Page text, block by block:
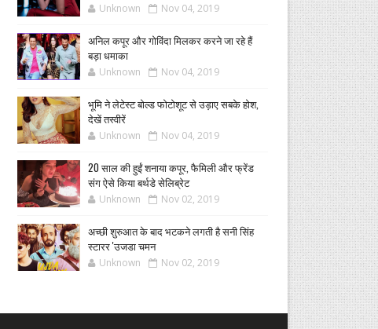
Unknown Nov 04, 2019
अनिल कपूर और गोविंदा मिलकर करने जा रहे हैं
बड़ा धमाका
Unknown Nov 04, 2019
भूमि ने लेटेस्ट बोल्ड फोटोशूट से उड़ाए सबके होश,
देखें तस्वीरें
Unknown Nov 04, 2019
20 साल की हुईं शनाया कपूर, फैमिली और फ्रेंड
संग ऐसे किया बर्थडे सेलिब्रेट
Unknown Nov 02, 2019
अच्छी शुरुआत के बाद भटकने लगती है सनी सिंह
स्टारर 'उजडा चमन
Unknown Nov 02, 2019